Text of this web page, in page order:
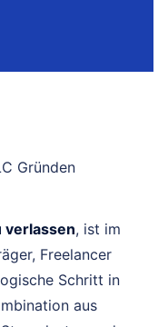
verlassen, ist im
Freelancer
Schritt in
aus